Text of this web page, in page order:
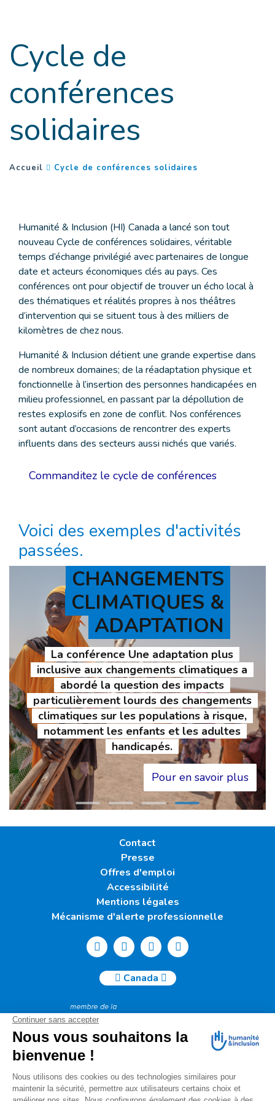
Cycle de
conférences
solidaires
You are here :
Accueil Cycle de conférences solidaires
Humanité & Inclusion (HI) Canada a lancé son tout
nouveau Cycle de conférences solidaires, véritable
temps d’échange privilégié avec partenaires de longue
date et acteurs économiques clés au pays. Ces
conférences ont pour objectif de trouver un écho local à
des thématiques et réalités propres à nos théâtres
d’intervention qui se situent tous à des milliers de
kilomètres de chez nous.
Humanité & Inclusion détient une grande expertise dans
de nombreux domaines; de la réadaptation physique et
fonctionnelle à l’insertion des personnes handicapées en
milieu professionnel, en passant par la dépollution de
restes explosifs en zone de conflit. Nos conférences
sont autant d’occasions de rencontrer des experts
influents dans des secteurs aussi nichés que variés.
Commanditez le cycle de conférences
Voici des exemples d'activités
passées.
CHANGEMENTS
CLIMATIQUES &
ADAPTATION
La conférence Une adaptation plus
inclusive aux changements climatiques a
abordé la question des impacts
particulièrement lourds des changements
climatiques sur les populations à risque,
notamment les enfants et les adultes
handicapés.
Pour en savoir plus
Contact
Presse
Offres d'emploi
Accessibilité
Mentions légales
Mécanisme d'alerte professionnelle
Canada
Humanité & Inclusion Canada | 50, Sainte-Catherine Ouest -
Suite 500b | H2X 3V4 Montréal